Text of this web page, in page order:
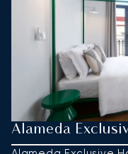
Alameda